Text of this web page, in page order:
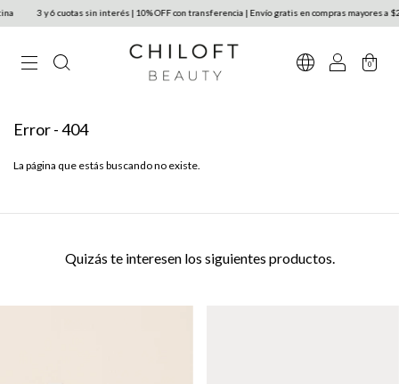
3 y 6 cuotas sin interés | 10% OFF con transferencia | Envío gratis en compras mayores a
0
Error - 404
La página que estás buscando no existe.
Quizás te interesen los siguientes productos.